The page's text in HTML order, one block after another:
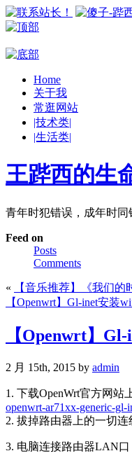
Home
关于我
常逛网站
|技术类|
|生活类|
王跸西的生
青年时犯错误，成年时
Feed on
Posts
Comments
«
【音乐推荐】《我们的
【Openwrt】Gl-inet安装
【Openwrt】
2 月 15th, 2015 by admin
1. 下载OpenWrt官方网站
openwrt-ar71xx-generic-gl-
2. 拔掉路由器上的一切连
3. 电脑连接路由器LAN口